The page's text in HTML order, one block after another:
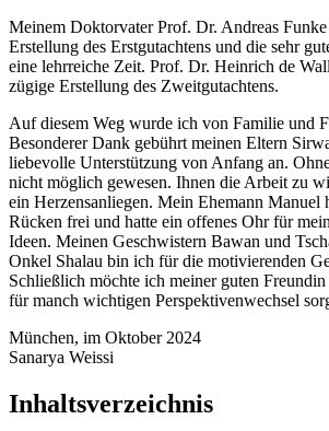
Meinem Doktorvater Prof. Dr. Andreas
Erstellung des Erstgutachtens und die sehr
eine lehrreiche Zeit. Prof. Dr. Heinrich de
zügige Erstellung des Zweitgutachtens.
Auf diesem Weg wurde ich von Familie und
Besonderer Dank gebührt meinen Eltern
liebevolle Unterstützung von Anfang an.
nicht möglich gewesen. Ihnen die Arbeit zu
ein Herzensanliegen. Mein Ehemann Manuel
Rücken frei und hatte ein offenes Ohr für
Ideen. Meinen Geschwistern Bawan und
Onkel Shalau bin ich für die motivierenden
Schließlich möchte ich meiner guten
für manch wichtigen Perspektivenwechsel
München, im Oktober 2024
Sanarya Weissi
Inhaltsverzeichnis